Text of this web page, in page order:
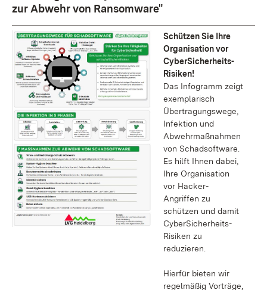
zur Abwehr von Ransomware"
Schützen Sie Ihre
Organisation vor
CyberSicherheits-
Risiken!
Das Infogramm zeigt
exemplarisch
Übertragungswege,
Infektion und
Abwehrmaßnahmen
von Schadsoftware.
Es hilft Ihnen dabei,
Ihre Organisation
vor Hacker-
Angriffen zu
schützen und damit
CyberSicherheits-
Risiken zu
reduzieren.
Hierfür bieten wir
regelmäßig Vorträge,